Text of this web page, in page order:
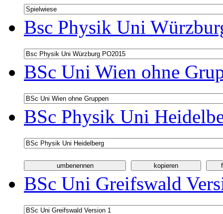
Bsc Physik Uni
BSc Uni Wien ohne
BSc Physik Uni
BSc Uni Greifswald